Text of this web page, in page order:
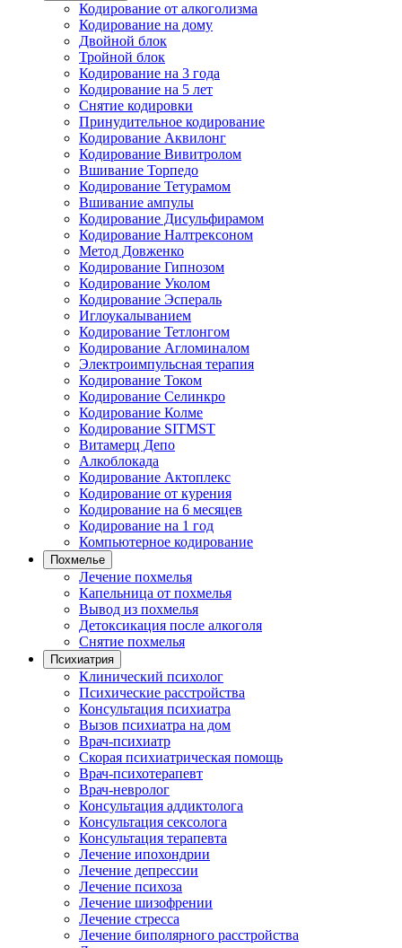
Кодирование от алкоголизма
Кодирование на дому
Двойной блок
Тройной блок
Кодирование на 3 года
Кодирование на 5 лет
Снятие кодировки
Принудительное кодирование
Кодирование Аквилонг
Кодирование Вивитролом
Вшивание Торпедо
Кодирование Тетурамом
Вшивание ампулы
Кодирование Дисульфирамом
Кодирование Налтрексоном
Метод Довженко
Кодирование Гипнозом
Кодирование Уколом
Кодирование Эспераль
Иглоукалыванием
Кодирование Тетлонгом
Кодирование Агломиналом
Электроимпульсная терапия
Кодирование Током
Кодирование Селинкро
Кодирование Колме
Кодирование SITMST
Витамерц Депо
Алкоблокада
Кодирование Актоплекс
Кодирование от курения
Кодирование на 6 месяцев
Кодирование на 1 год
Компьютерное кодирование
Похмелье
Лечение похмелья
Капельница от похмелья
Вывод из похмелья
Детоксикация после алкоголя
Снятие похмелья
Психиатрия
Клинический психолог
Психические расстройства
Консультация психиатра
Вызов психиатра на дом
Врач-психиатр
Скорая психиатрическая помощь
Врач-психотерапевт
Врач-невролог
Консультация аддиктолога
Консультация сексолога
Консультация терапевта
Лечение ипохондрии
Лечение депрессии
Лечение психоза
Лечение шизофрении
Лечение стресса
Лечение биполярного расстройства